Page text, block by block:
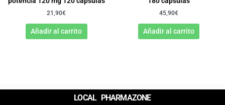
21,90€
Añadir al carrito
45,90€
Añadir al carrito
LOCAL PHARMAZONE